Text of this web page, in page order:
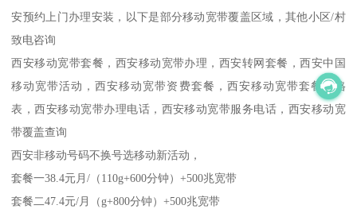
安预约上门办理安装，以下是部分移动宽带覆盖区域，其他小区/村
致电咨询
西安移动宽带套餐，西安移动宽带办理，西安转网套餐，西安中国
移动宽带活动，西安移动宽带资费套餐，西安移动宽带套餐价格
表，西安移动宽带办理电话，西安移动宽带服务电话，西安移动宽
带覆盖查询
西安非移动号码不换号选移动新活动，
套餐一38.4元月/（110g+600分钟）+500兆宽带
套餐二47.4元/月（g+800分钟）+500兆宽带